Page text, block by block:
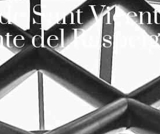
Sant Vicent
del Raspeig